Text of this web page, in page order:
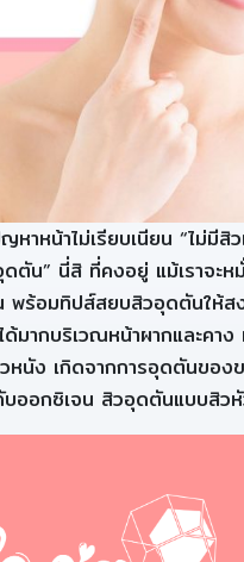
าหน้าไม่เรียบเนียน “ไม่มี
ตัน” นี่สิ ที่คงอยู่ แม้เราจะ
พร้อมทิปส์สยบสิวอุดตันให้
ด้มากบริเวณหน้าผากและค
หนัง เกิดจากการอุดตันของ
ออกซิเจน สิวอุดตันแบบสิว